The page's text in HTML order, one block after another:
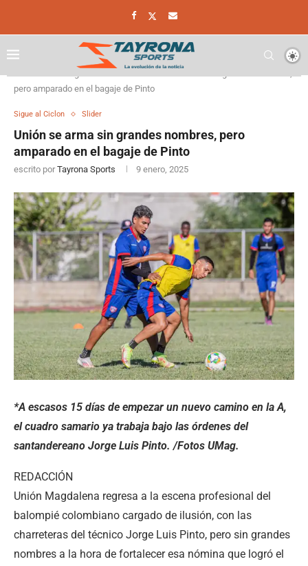
pero amparado en el bagaje de Pinto
Sigue al Ciclon Slider
Unión se arma sin grandes nombres, pero
amparado en el bagaje de Pinto
escrito por Tayrona Sports 9 enero, 2025
*A escasos 15 días de empezar un nuevo camino en la A,
el cuadro samario ya trabaja bajo las órdenes del
santandereano Jorge Luis Pinto. /Fotos UMag.
REDACCIÓN
Unión Magdalena regresa a la escena profesional del
balompié colombiano cargado de ilusión, con las
charreteras del técnico Jorge Luis Pinto, pero sin grandes
nombres a la hora de fortalecer esa nómina que logró el